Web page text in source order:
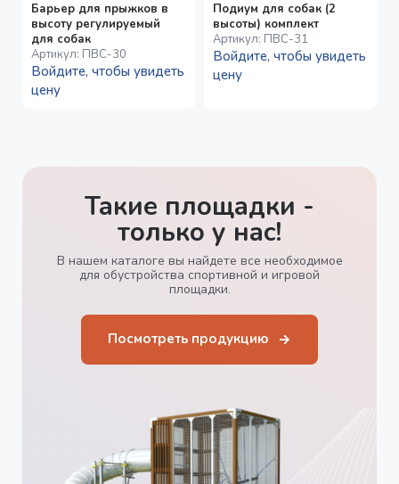
Барьер для прыжков в
высоту регулируемый
для собак
Артикул: ПВС-30
Войдите, чтобы увидеть
цену
Подиум для собак (2
высоты) комплект
Артикул: ПВС-31
Войдите, чтобы увидеть
цену
Такие площадки -
только у нас!
В нашем каталоге вы найдете все необходимое
для обустройства спортивной и игровой
площадки.
Посмотреть продукцию